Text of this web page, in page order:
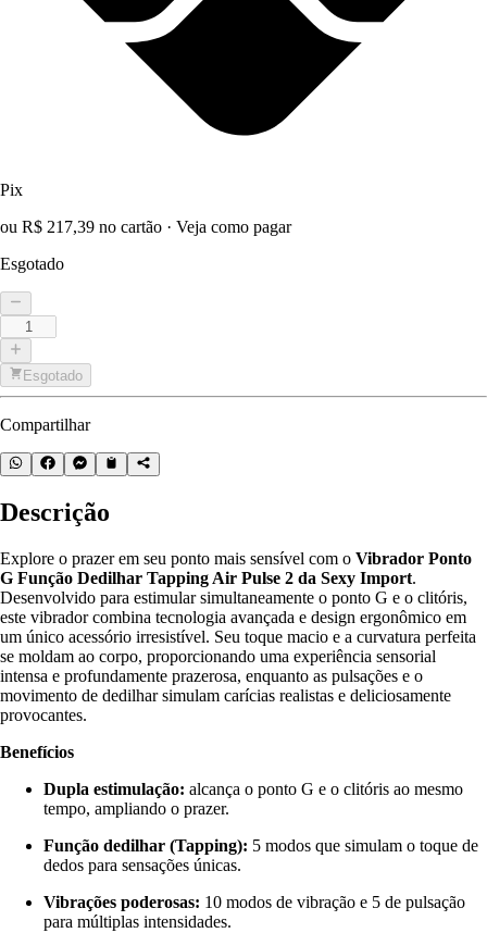
Pix
ou R$ 217,39 no cartão · Veja como pagar
Esgotado
Esgotado
Compartilhar
Descrição
Explore o prazer em seu ponto mais sensível com o Vibrador Ponto
G Função Dedilhar Tapping Air Pulse 2 da Sexy Import.
Desenvolvido para estimular simultaneamente o ponto G e o clitóris,
este vibrador combina tecnologia avançada e design ergonômico em
um único acessório irresistível. Seu toque macio e a curvatura perfeita
se moldam ao corpo, proporcionando uma experiência sensorial
intensa e profundamente prazerosa, enquanto as pulsações e o
movimento de dedilhar simulam carícias realistas e deliciosamente
provocantes.
Benefícios
Dupla estimulação: alcança o ponto G e o clitóris ao mesmo
tempo, ampliando o prazer.
Função dedilhar (Tapping): 5 modos que simulam o toque de
dedos para sensações únicas.
Vibrações poderosas: 10 modos de vibração e 5 de pulsação
para múltiplas intensidades.